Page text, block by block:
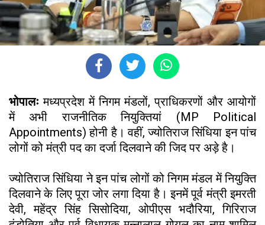
भोपालः मध्यप्रदेश में निगम मंडलों, प्राधिकरणों और आयोगों
में अभी राजनीतिक नियुक्तियां (MP Political
Appointments) होनी है। वहीं, ज्योतिराज सिंधिया इन पांच
लोगों को मंत्री पद का दर्जा दिलवाने की जिद पर अड़े है।
ज्योतिराज सिंधिया ने इन पांच लोगों को निगम मंडल में नियुक्ति
दिलवाने के लिए पूरा जोर लगा दिया है। इनमें पूर्व मंत्री इमरती
देवी, महेंद्र सिंह सिसोदिया, ओपीएस भदौरिया, गिरिराज